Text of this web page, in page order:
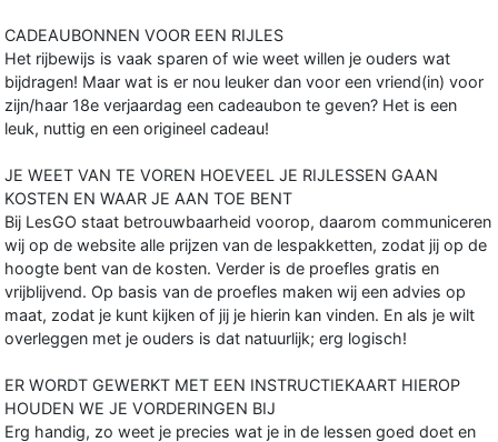
CADEAUBONNEN VOOR EEN RIJLES
Het rijbewijs is vaak sparen of wie weet willen je ouders wat
bijdragen! Maar wat is er nou leuker dan voor een vriend(in) voor
zijn/haar 18e verjaardag een cadeaubon te geven? Het is een
leuk, nuttig en een origineel cadeau!
JE WEET VAN TE VOREN HOEVEEL JE RIJLESSEN GAAN
KOSTEN EN WAAR JE AAN TOE BENT
Bij LesGO staat betrouwbaarheid voorop, daarom communiceren
wij op de website alle prijzen van de lespakketten, zodat jij op de
hoogte bent van de kosten. Verder is de proefles gratis en
vrijblijvend. Op basis van de proefles maken wij een advies op
maat, zodat je kunt kijken of jij je hierin kan vinden. En als je wilt
overleggen met je ouders is dat natuurlijk; erg logisch!
ER WORDT GEWERKT MET EEN INSTRUCTIEKAART HIEROP
HOUDEN WE JE VORDERINGEN BIJ
Erg handig, zo weet je precies wat je in de lessen goed doet en